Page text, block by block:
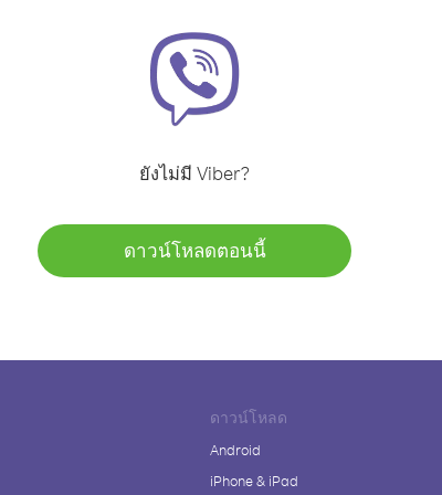
ยังไม่มี Viber?
ดาวน์โหลดตอนนี้
ดาวน์โหลด
Android
iPhone & iPad